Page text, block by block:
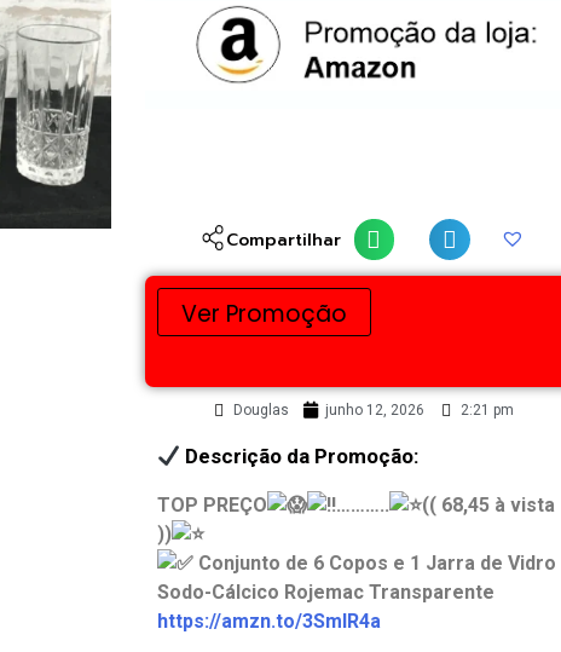
Compartilhar
Ver Promoção
Douglas junho 12, 2026 2:21 pm
Descrição da Promoção:
TOP PREÇO ………..
(( 68,45 à vista
))
Conjunto de 6 Copos e 1 Jarra de Vidro
Sodo-Cálcico Rojemac Transparente
https://amzn.to/3SmIR4a